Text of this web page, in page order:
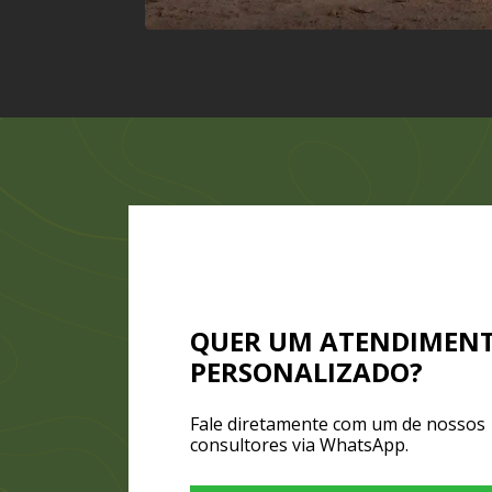
QUER UM
PERSONALIZADO?
Fale diretamente com um de nossos
consultores via WhatsApp.